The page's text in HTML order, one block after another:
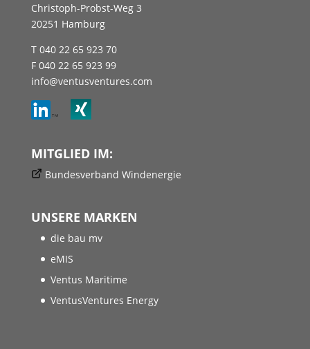
Christoph-Probst-Weg 3
20251 Hamburg
T 040 22 65 923 70
F 040 22 65 923 99
info@ventusventures.com
MITGLIED IM:
Bundesverband Windenergie
UNSERE MARKEN
die bau mv
eMIS
Ventus Maritime
VentusVentures Energy